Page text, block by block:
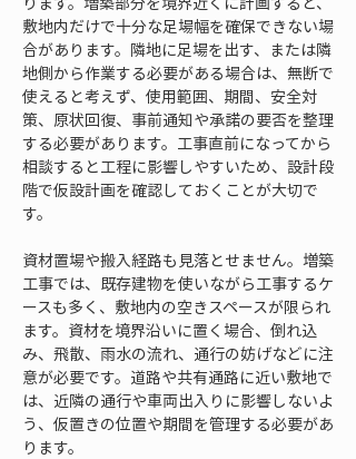
敷地内だけで十分な足場幅を確保できない場
合があります。隣地に足場を出す、または隣
地側から作業する必要がある場合は、無断で
使えると考えず、使用範囲、期間、安全対
策、原状回復、事前通知や承諾の要否を整理
する必要があります。工事直前になってから
相談すると工程に影響しやすいため、設計段
階で仮設計画を確認しておくことが大切で
す。
資材置場や搬入経路も見落とせません。増築
工事では、既存建物を使いながら工事するケ
ースも多く、敷地内の空きスペースが限られ
ます。資材を境界沿いに置く場合、倒れ込
み、飛散、雨水の流れ、通行の妨げなどに注
意が必要です。道路や共有通路に近い敷地で
は、近隣の通行や車両出入りに影響しないよ
う、仮置きの位置や期間を管理する必要があ
ります。